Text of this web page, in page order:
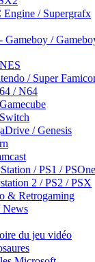
/ Supergrafx
/
/ Super
/ N64
/ Genesis
/ PS1 / PSOne
2 / PS2 / PSX
& Retrogaming
du jeu vidéo